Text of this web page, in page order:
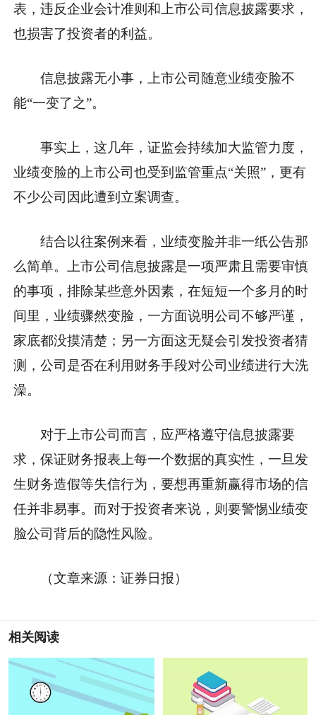
表，违反企业会计准则和上市公司信息披露要求，
也损害了投资者的利益。
信息披露无小事，上市公司随意业绩变脸不
能“一变了之”。
事实上，这几年，证监会持续加大监管力度，
业绩变脸的上市公司也受到监管重点“关照”，更有
不少公司因此遭到立案调查。
结合以往案例来看，业绩变脸并非一纸公告那
么简单。上市公司信息披露是一项严肃且需要审慎
的事项，排除某些意外因素，在短短一个多月的时
间里，业绩骤然变脸，一方面说明公司不够严谨，
家底都没摸清楚；另一方面这无疑会引发投资者猜
测，公司是否在利用财务手段对公司业绩进行大洗
澡。
对于上市公司而言，应严格遵守信息披露要
求，保证财务报表上每一个数据的真实性，一旦发
生财务造假等失信行为，要想再重新赢得市场的信
任并非易事。而对于投资者来说，则要警惕业绩变
脸公司背后的隐性风险。
（文章来源：证券日报）
相关阅读